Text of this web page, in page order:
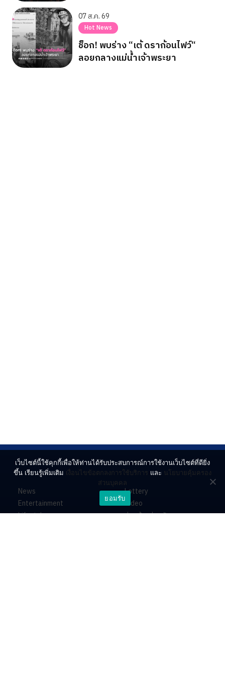
07 ส.ค. 69
Hot News
ช็อก! พบร่าง “เต้ ดราก้อนไฟว์“
ลอยกลางแม่น้ำเจ้าพระยา
News
Entertainment
Lifestyle
Lottery
Video
ร่วมด้วยช่วยกัน
เว็บไซต์นี้ใช้คุกกี้เพื่อให้ท่านได้รับประสบการณ์การใช้งานเว็บไซต์ที่ดียิ่ง
ขึ้น เรียนรู้เพิ่มเติม เงื่อนไขข้อตกลงการใช้บริการ และ นโยบายคุ้มครอง
ส่วนบุคคล
ยอมรับ